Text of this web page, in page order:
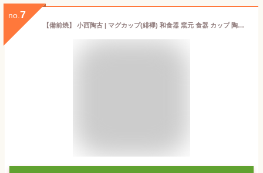
no. 7
【備前焼】 小西陶古 | マグカップ(緋襷) 和食器 窯元 食器 カップ 陶器【楽ギフ_包装】【楽ギフ_のし宛書】